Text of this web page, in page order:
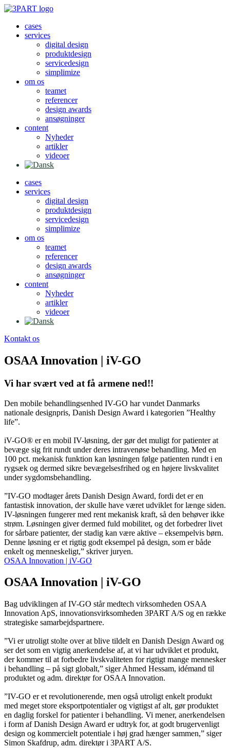
Videre
indholdcases
services
digital design
produktdesign
servicedesign
simplimize
om os
teamet
referencer
design awards
ansøgninger
content
Nyheder
artikler
videoer
cases
services
digital design
produktdesign
servicedesign
simplimize
om os
teamet
referencer
design awards
ansøgninger
content
Nyheder
artikler
videoer
Kontakt os
OSAA Innovation | iV-GO
Vi har svært ved at få armene ned!!
Den mobile behandlingsenhed IV-GO har vundet Danmarks
nationale designpris, Danish Design Award i kategorien ”Healthy
life”.
iV-GO® er en mobil IV-løsning, der gør det muligt for patienter at
bevæge sig frit rundt under deres intravenøse behandling. Med en
100 pct. mekanisk funktion kan løsningen følge patienten rundt i en
rygsæk og dermed sikre bevægelsesfrihed og en højere livskvalitet
under sygdomsbehandling.
”IV-GO modtager årets Danish Design Award, fordi det er en
fantastisk innovation, der skulle have været udviklet for længe siden.
IV-løsningen fungerer med rent mekanisk kraft, så den behøver ikke
strøm. Løsningen giver dermed fuld mobilitet, og det forbedrer livet
for sårbare patienter, der stadig kan være aktive – eksempelvis børn.
Denne løsning er et rigtig godt eksempel på design, som er både
enkelt og menneskeligt,” skriver juryen.
OSAA Innovation | iV-GO
OSAA Innovation | iV-GO
Bag udviklingen af IV-GO står medtech virksomheden OSAA
Innovation ApS, innovationsvirksomheden 3PART A/S og en række
strategiske samarbejdspartnere.
”Vi er utroligt stolte over at blive tildelt en Danish Design Award og
ser det som en vigtig anerkendelse af, at vi har udviklet et produkt,
der kommer til at forbedre livskvaliteten for rigtigt mange mennesker
i behandling – på sigt globalt,” siger Ahmed Hessam, idémand til
produktet og adm. direktør for OSAA Innovation.
”IV-GO er et revolutionerende, men også utroligt enkelt produkt
med meget store eksportpotentialer og vigtigst af alt, gør produktet
en daglig forskel for patienter i behandling. Vi mener, anerkendelsen
i form af Danish Design Award er udtryk for, at godt brugervenligt
design og kommercielt potentiale i høj grad hænger sammen,” siger
Simon Skafdrup, adm. direktør i 3PART A/S.